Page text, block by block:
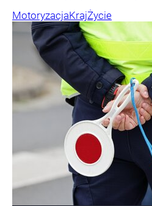
MotoryzacjaKrajŻycie